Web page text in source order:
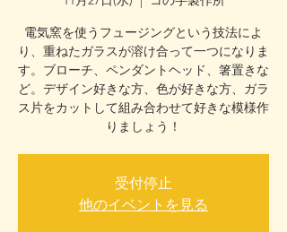
電気窯を使うフュージングという技法によ
り、重ねたガラスが溶け合って一つになりま
す。ブローチ、ペンダントヘッド、箸置きな
ど。デザイン好きな方、色が好きな方、ガラ
ス片をカットして組み合わせて好きな模様作
りましょう！
受付停止
他のイベントを見る